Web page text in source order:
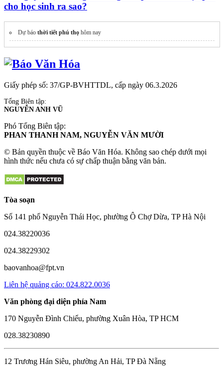
cho học sinh ra sao?
Dự báo thời tiết phú thọ hôm nay
Giấy phép số: 37/GP-BVHTTDL, cấp ngày 06.3.2026
Tổng Biên tập:
NGUYỄN ANH VŨ
Phó Tổng Biên tập:
PHAN THANH NAM, NGUYỄN VĂN MƯỜI
© Bản quyền thuộc về Báo Văn Hóa. Không sao chép dưới mọi
hình thức nếu chưa có sự chấp thuận bằng văn bản.
Tòa soạn
Số 141 phố Nguyễn Thái Học, phường Ô Chợ Dừa, TP Hà Nội
024.38220036
024.38229302
baovanhoa@fpt.vn
Liên hệ quảng cáo: 024.822.0036
Văn phòng đại diện phía Nam
170 Nguyễn Đình Chiểu, phường Xuân Hòa, TP HCM
028.38230890
12 Trương Hán Siêu, phường An Hải, TP Đà Nẵng